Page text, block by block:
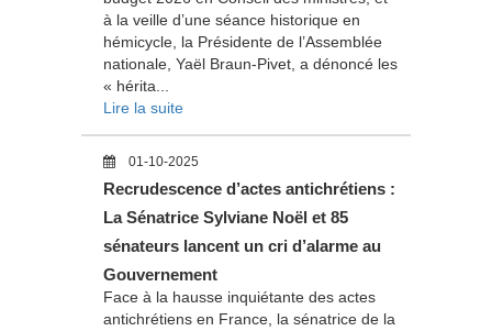
à la veille d’une séance historique en
hémicycle, la Présidente de l’Assemblée
nationale, Yaël Braun-Pivet, a dénoncé les
« hérita...
Lire la suite
01-10-2025
Recrudescence d’actes antichrétiens :
La Sénatrice Sylviane Noël et 85
sénateurs lancent un cri d’alarme au
Gouvernement
Face à la hausse inquiétante des actes
antichrétiens en France, la sénatrice de la